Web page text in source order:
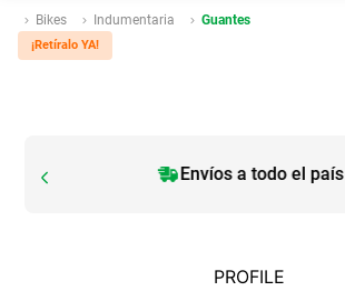
Bikes Indumentaria Guantes
¡Retíralo YA!
Envíos a todo el país
PROFILE